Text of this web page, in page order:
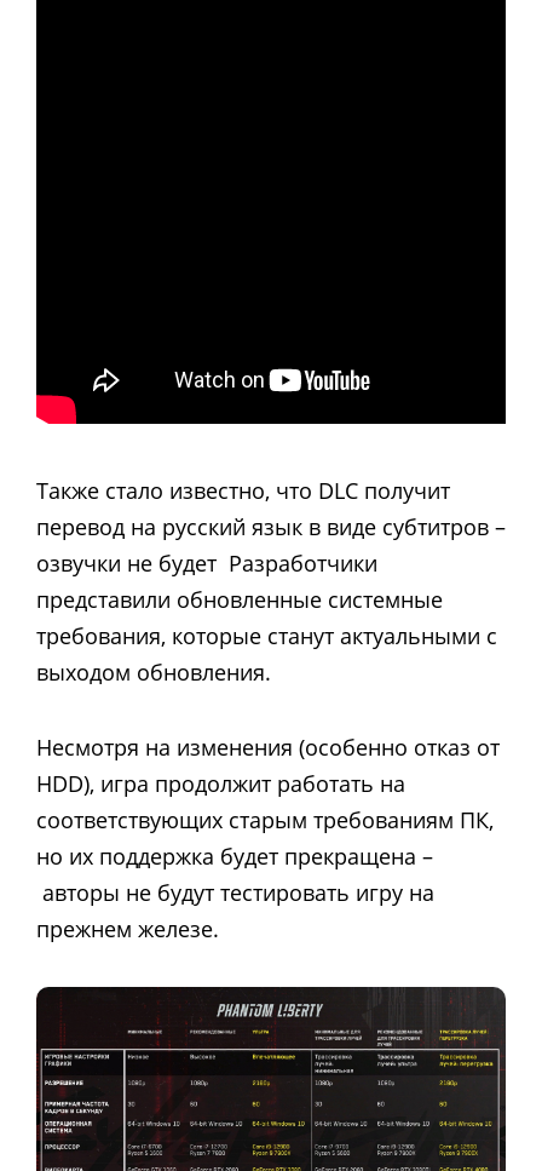
Также стало известно, что DLC получит
перевод на русский язык в виде субтитров –
озвучки не будет Разработчики
представили обновленные системные
требования, которые станут актуальными с
выходом обновления.
Несмотря на изменения (особенно отказ от
HDD), игра продолжит работать на
соответствующих старым требованиям ПК,
но их поддержка будет прекращена –
авторы не будут тестировать игру на
прежнем железе.